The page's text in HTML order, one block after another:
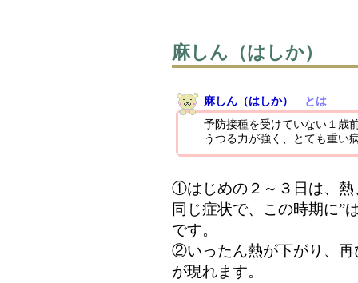
麻しん（はしか）
麻しん（はしか）
とは
予防接種を受けていない１歳
うつる力が強く、とても重い
①はじめの２～３日は、熱
同じ症状で、この時期に”
です。
②いったん熱が下がり、再
が現れます。